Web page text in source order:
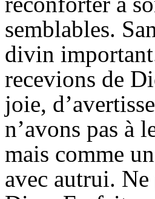
semblables.
divin
recevions de
joie,
n’avons pas à
mais comme
avec autrui. Ne